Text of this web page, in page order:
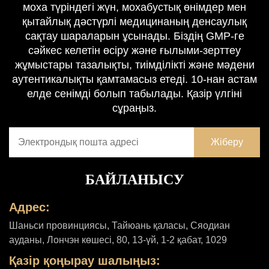
жағылатын бұршақтан (артемисия жапырағы деп те аталады)
жасалған мокса материалдарын пайдалануда. Акупунктура
нүктелеріне жылу әсерін тигізу арқылы меридиандардың
өмірлік белсенділігін белсендіреді, денсаулықты сақтау және
емдеу мақсатында екі жақты пайда әкеледі.
Мокса терапиясының тиімділігі жусандың табиғи қасиеттеріне
негізделген. Артемизия жапырақтары ұшпа майлар сияқты
компоненттері бар жылу беретін, суық шығаратын, ци-ды
қозғалтатын және меридиандарды ашатын әсерге ие көптеген
терапиясы үшін басқа заттарға тең келмейтін дәрілік өсімдікке
терапиясы жылулық тітіркендіру арқылы жүйке жүйесін
босаңсытырып және эндокриндік функцияны реттеу арқылы
ұйқыға көмектеседі. Мокса терапиясы арқылы салмақтан
арылу метаболизмді жақсарту және мүшелердің жұмысын
моxa түріндегі жүн, мохабустық өнімдер мен
қытайлық дәстүрлі медицинаның денсаулық
сақтау шараларын ұсынады. Біздің GMP-ге
сәйкес келетін өсіру және ғылыми-зерттеу
жұмыстары тазалықты, тиімділікті және мәдени
аутентикалықты қамтамасыз етеді. 10-нан астам
елде сенімді болып табылады. Қазір үлгіні
сұраңыз.
БАЙЛАНЫСУ
Адрес:
Шаньси провинциясы, Тайюань қаласы, Сяодиан
ауданы, Лончэн көшесі, 80, 13-үй, 1-2 қабат, 1029
Қазір қоңырау шалыңыз: